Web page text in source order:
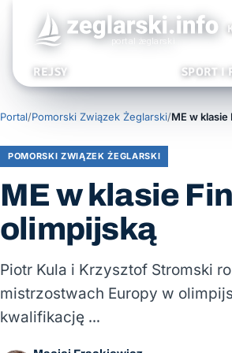
REJSY SPORT I
Portal/Pomorski Związek Żeglarski/
POMORSKI ZWIĄZEK ŻEGLARSKI
ME w klasie
olimpijską
Piotr Kula i Krzysztof Stromski
mistrzostwach Europy w
kwalifikację …